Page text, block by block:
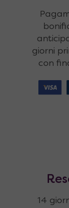
giorni
con
14